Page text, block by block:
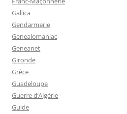
Gallica
Gendarmerie
Genealomaniac
Geneanet
Gironde
Grèce
Guadeloupe
Guerre d’Algérie
Guide